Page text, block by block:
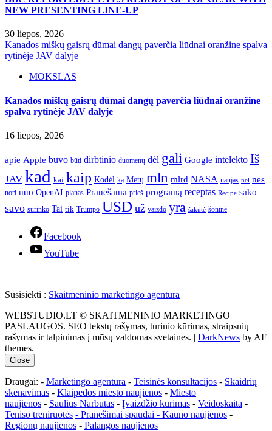
NEW PRESENTING LINE-UP
30 liepos, 2026
Kanados miškų gaisrų dūmai dangų paverčia liūdnai oranžine spalva
rytinėje JAV dalyje
MOKSLAS
Kanados miškų gaisrų dūmai dangų paverčia liūdnai oranžine
spalva rytinėje JAV dalyje
16 liepos, 2026
apie Apple buvo būti dirbtinio duomenų dėl gali Google intelekto Iš
JAV kad kai kaip Kodėl ką Metų mln mlrd NASA naujas nei nes
nori nuo OpenAI planas Pranešama prieš programą receptas Recipe sako
savo surinko Tai tik Trumpo USD už vaizdo yra šakutė šoninė
Facebook
YouTube
Susisiekti : Skaitmeninio marketingo agentūra
WEBSTUDIO.LT © SKAITMENINIO MARKETINGO
PASLAUGOS. SEO tekstų rašymas, turinio kūrimas, straipsnių
rašymas ir talpinimas į mūsų valdomas svetaines. | DarkNews by AF
themes.
Close
Draugai: - Marketingo agentūra - Teisinės konsultacijos - Skaidrių
skenavimas - Klaipedos miesto naujienos - Miesto
naujienos - Saulius Narbutas - Įvaizdžio kūrimas - Veidoskaita -
Teniso treniruotės - Pranešimai spaudai - Kauno naujienos -
Regionų naujienos - Palangos naujienos